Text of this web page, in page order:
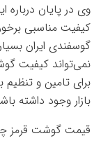
وی در پایان درباره
کیفیت مناسبی
گوسفندی ایران
نمی‌تواند کیفیت
برای تامین و تنظیم
بازار وجود داشته
قیمت گوشت قرمز